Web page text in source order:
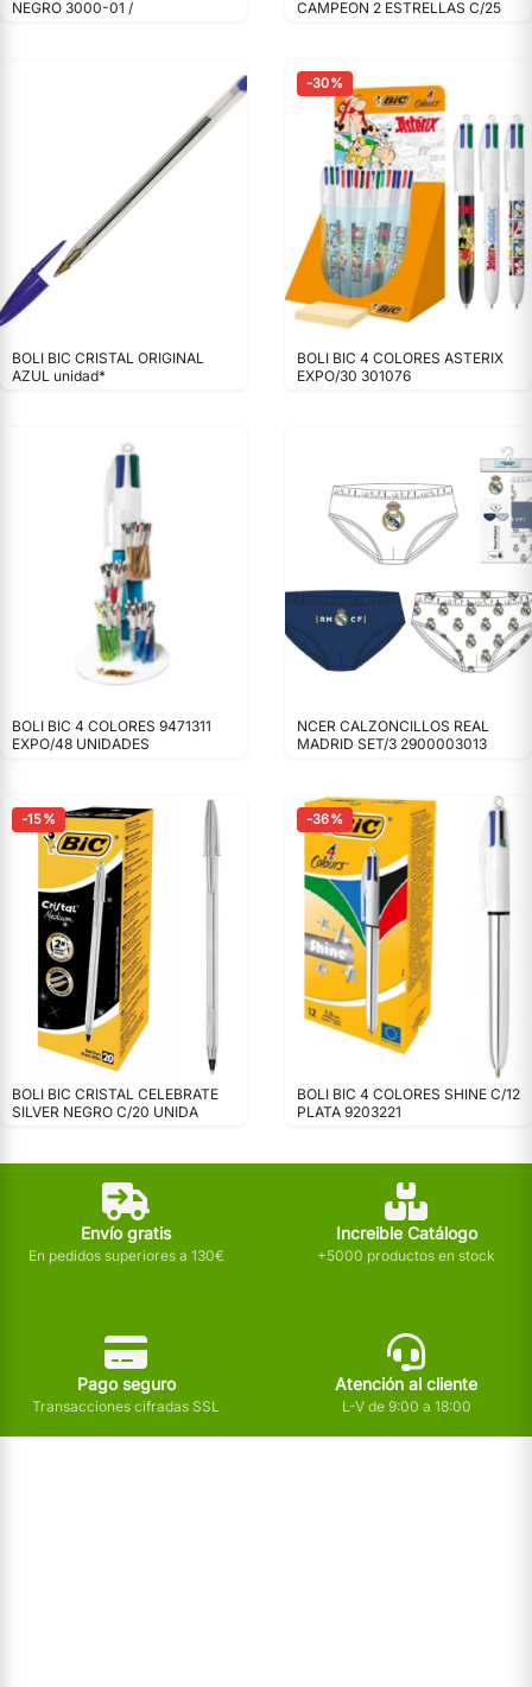
NEGRO 3000-01 / CAMPEON 2 ESTRELLAS C/25
BOLI BIC CRISTAL ORIGINAL
AZUL unidad*
-30%
BOLI BIC 4 COLORES ASTERIX
EXPO/30 301076
BOLI BIC 4 COLORES 9471311
EXPO/48 UNIDADES
NCER CALZONCILLOS REAL
MADRID SET/3 2900003013
-15%
BOLI BIC CRISTAL CELEBRATE
SILVER NEGRO C/20 UNIDA
-36%
BOLI BIC 4 COLORES SHINE C/12
PLATA 9203221
Envío gratis
En pedidos superiores a 130€
Increible Catálogo
+5000 productos en stock
Pago seguro
Transacciones cifradas SSL
Atención al cliente
L-V de 9:00 a 18:00